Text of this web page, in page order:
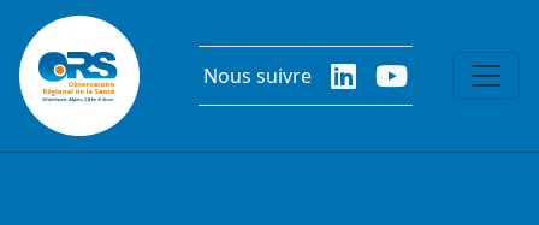
Aller au contenu principal
Nous suivre